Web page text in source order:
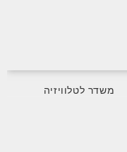
משדר לטלוויזיה